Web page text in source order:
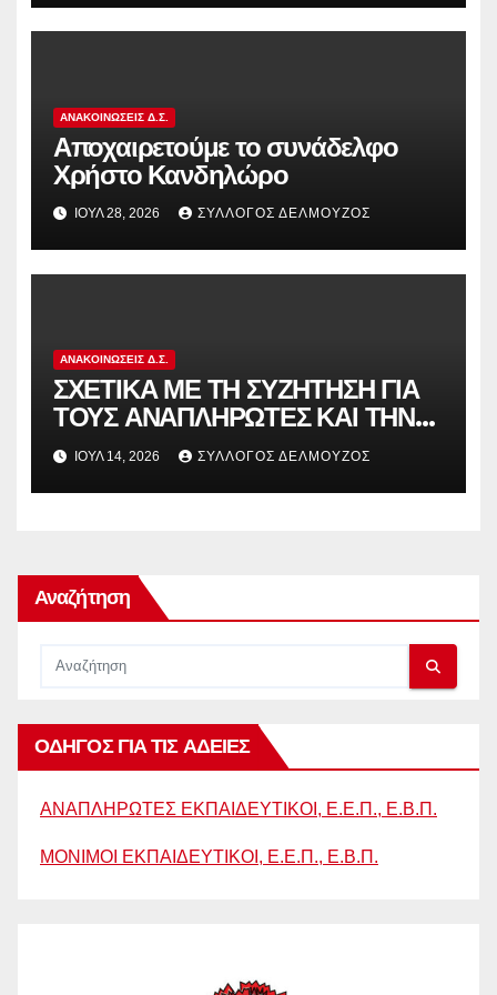
στην αντιδραστική αξιολόγηση!
ΑΝΑΚΟΙΝΏΣΕΙΣ Δ.Σ.
Αποχαιρετούμε το συνάδελφο
Χρήστο Κανδηλώρο
ΙΟΎΛ 28, 2026 ΣΎΛΛΟΓΟΣ ΔΕΛΜΟΎΖΟΣ
ΑΝΑΚΟΙΝΏΣΕΙΣ Δ.Σ.
ΣΧΕΤΙΚΑ ΜΕ ΤΗ ΣΥΖΗΤΗΣΗ ΓΙΑ
ΤΟΥΣ ΑΝΑΠΛΗΡΩΤΕΣ ΚΑΙ ΤΗΝ
ΠΑΡΑΠΟΜΠΗ ΤΗΣ ΕΛΛΑΔΑΣ
ΣΤΟ ΕΥΡΩΠΑΪΚΟ ΔΙΚΑΣΤΗΡΙΟ
ΙΟΎΛ 14, 2026 ΣΎΛΛΟΓΟΣ ΔΕΛΜΟΎΖΟΣ
Αναζήτηση
ΟΔΗΓΟΣ ΓΙΑ ΤΙΣ ΑΔΕΙΕΣ
ΑΝΑΠΛΗΡΩΤΕΣ ΕΚΠΑΙΔΕΥΤΙΚΟΙ, Ε.Ε.Π., Ε.Β.Π.
ΜΟΝΙΜΟΙ ΕΚΠΑΙΔΕΥΤΙΚΟΙ, Ε.Ε.Π., Ε.Β.Π.